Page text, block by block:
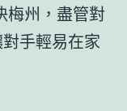
梅州，盡管對
手輕易在家